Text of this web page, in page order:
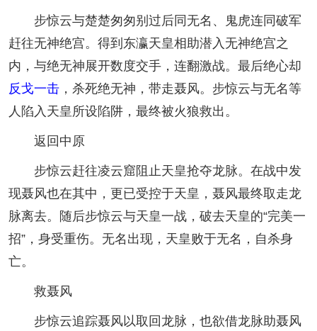
步惊云与楚楚匆匆别过后同无名、鬼虎连同破军
赶往无神绝宫。得到东瀛天皇相助潜入无神绝宫之
内，与绝无神展开数度交手，连翻激战。最后绝心却
反戈一击 ，杀死绝无神，带走聂风。步惊云与无名等
人陷入天皇所设陷阱，最终被火狼救出。
返回中原
步惊云赶往凌云窟阻止天皇抢夺龙脉。在战中发
现聂风也在其中，更已受控于天皇，聂风最终取走龙
脉离去。随后步惊云与天皇一战，破去天皇的“完美一
招”，身受重伤。无名出现，天皇败于无名，自杀身
亡。
救聂风
步惊云追踪聂风以取回龙脉，也欲借龙脉助聂风